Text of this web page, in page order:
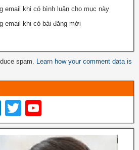
email khi có bình luận cho mục này
email khi có bài đăng mới
spam.
Learn how your comment data is
Li
n
k
T
wi
tt
o
u